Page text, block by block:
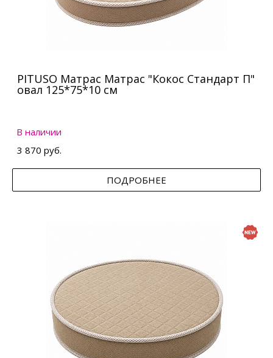
PITUSO Матрас Матрас "Кокос Стандарт П"
овал 125*75*10 см
В наличии
3 870 руб.
ПОДРОБНЕЕ